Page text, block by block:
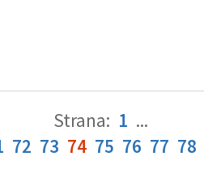
Strana: 1 ...
72 73 74 75 76 77 78